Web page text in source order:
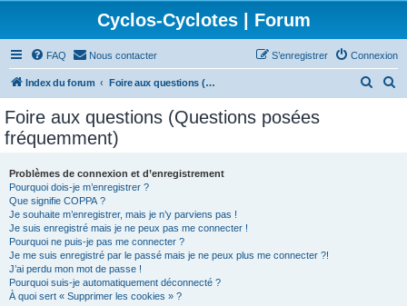
Cyclos-Cyclotes | Forum
FAQ Nous contacter Connexion
S’enregistrer
Index du forum Foire aux questions (Questions posées fréquemment)
Foire aux questions (Questions posées
fréquemment)
Problèmes de connexion et d’enregistrement
Pourquoi dois-je m’enregistrer ?
Que signifie COPPA ?
Je souhaite m’enregistrer, mais je n’y parviens pas !
Je suis enregistré mais je ne peux pas me connecter !
Pourquoi ne puis-je pas me connecter ?
Je me suis enregistré par le passé mais je ne peux plus me connecter ?!
J’ai perdu mon mot de passe !
Pourquoi suis-je automatiquement déconnecté ?
À quoi sert « Supprimer les cookies » ?